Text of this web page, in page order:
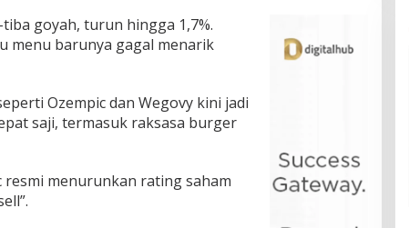
tiba goyah, turun hingga 1,7%.
menu barunya gagal menarik
Ozempic dan Wegovy kini jadi
saji, termasuk raksasa burger
resmi menurunkan rating saham